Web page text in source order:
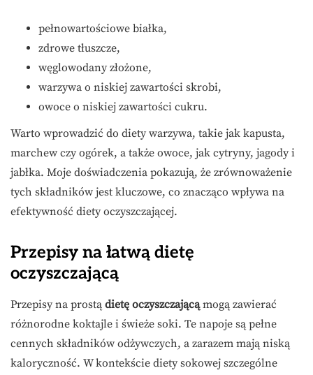
pełnowartościowe białka,
zdrowe tłuszcze,
węglowodany złożone,
warzywa o niskiej zawartości skrobi,
owoce o niskiej zawartości cukru.
Warto wprowadzić do diety warzywa, takie jak kapusta,
marchew czy ogórek, a także owoce, jak cytryny, jagody i
jabłka. Moje doświadczenia pokazują, że zrównoważenie
tych składników jest kluczowe, co znacząco wpływa na
efektywność diety oczyszczającej.
Przepisy na łatwą dietę
oczyszczającą
Przepisy na prostą dietę oczyszczającąmogą zawierać
różnorodne koktajle i świeże soki. Te napoje są pełne
cennych składników odżywczych, a zarazem mają niską
kaloryczność. W kontekście diety sokowej szczególne